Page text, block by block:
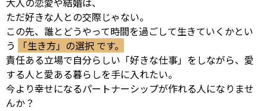
ただ好きな人との交際じゃない。
この先、誰とどうやって時間を過ごして生きていくかとい
う
「生き方」の選択 です。
責任ある立場で自分らしい「好きな仕事」をしながら、愛
する人と愛ある暮らしを手に入れたい。
今より幸せになるパートナーシップが作れる人になりませ
んか？